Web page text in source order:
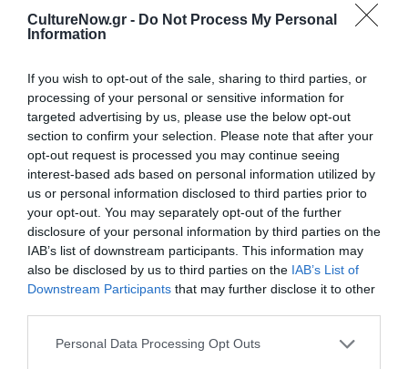
CultureNow.gr - Do Not Process My Personal
Information
If you wish to opt-out of the sale, sharing to third parties, or
processing of your personal or sensitive information for
targeted advertising by us, please use the below opt-out
section to confirm your selection. Please note that after your
opt-out request is processed you may continue seeing
interest-based ads based on personal information utilized by
us or personal information disclosed to third parties prior to
your opt-out. You may separately opt-out of the further
disclosure of your personal information by third parties on the
IAB’s list of downstream participants. This information may
also be disclosed by us to third parties on the IAB’s List of
Downstream Participants that may further disclose it to other
Personal Data Processing Opt Outs
Πληροφορίες
Τηλ.: 210 3217931
Ακολουθήστε το Culturenow.gr στοGoogle Newsκαι
μάθετε πρώτοι όλες τις ειδήσεις
Δείτε όλα τατελευταία νέαγια την Τέχνη και τον
Πολιτισμό στο Culturenow.gr
Νέοι Διαγωνισμοί❯
Tags
ΑΓΓΕΛΟΣ ΣΚΟΥΡΤΗΣ
ΘΕΟΔΩΡΟΣ ΤΕΡΖΟΠΟΥΛΟΣ
ΡΑΝΙΑ ΡΑΓΚΟΥ